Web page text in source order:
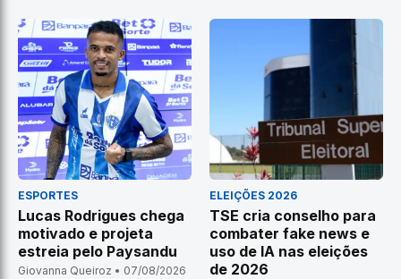
ESPORTES
Lucas Rodrigues chega
motivado e projeta
estreia pelo Paysandu
Giovanna Queiroz • 07/08/2026
ELEIÇÕES 2026
TSE cria conselho para
combater fake news e
uso de IA nas eleições
de 2026